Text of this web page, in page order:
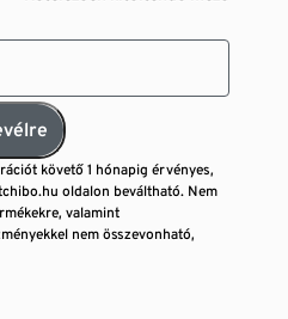
követő 1 hónapig érvényes,
oldalon beváltható. Nem
valamint
nem összevonható,